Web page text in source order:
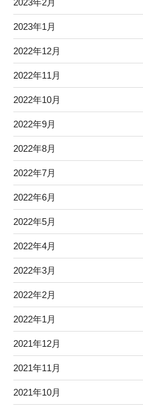
2023年1月
2022年12月
2022年11月
2022年10月
2022年9月
2022年8月
2022年7月
2022年6月
2022年5月
2022年4月
2022年3月
2022年2月
2022年1月
2021年12月
2021年11月
2021年10月